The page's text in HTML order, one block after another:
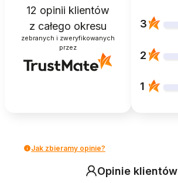
12 opinii klientów
z całego okresu
zebranych i zweryfikowanych
przez
3
2
1
Jak zbieramy opinie?
Opinie klientów